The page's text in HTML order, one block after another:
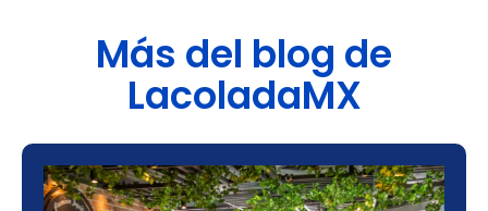
Más del blog de
LacoladaMX